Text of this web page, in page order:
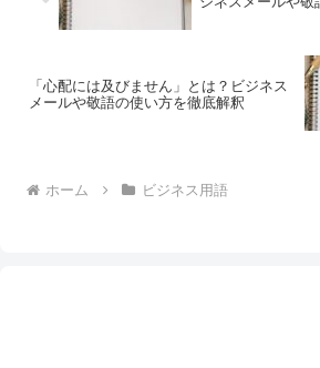
「心配には及びません」とは？ビジネス
メールや敬語の使い方を徹底解釈
ホーム ビジネス用語